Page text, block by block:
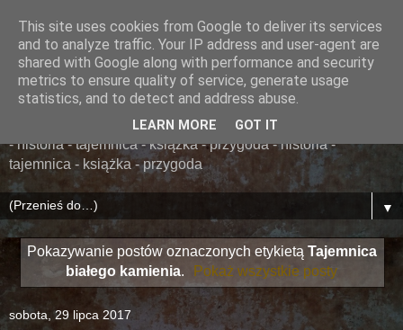
......... ZAPOMNIANA
BIBLIOTEKA ........
książka - przygoda - historia - tajemnica - książka - przygoda
- historia - tajemnica - książka - przygoda - historia -
tajemnica - książka - przygoda
▼
Pokazywanie postów oznaczonych etykietą Tajemnica
białego kamienia. Pokaż wszystkie posty
sobota, 29 lipca 2017
This site uses cookies from Google to deliver its services
and to analyze traffic. Your IP address and user-agent are
shared with Google along with performance and security
metrics to ensure quality of service, generate usage
statistics, and to detect and address abuse.
LEARN MORE GOT IT